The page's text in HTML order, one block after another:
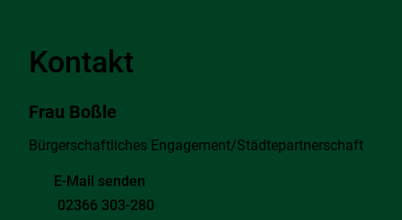
Kontakt
Frau Boßle
Bürgerschaftliches Engagement/Städtepartnerschaft
E-Mail senden
02366 303-280